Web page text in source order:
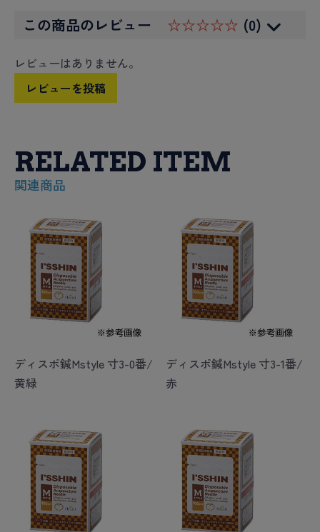
この商品のレビュー ☆☆☆☆☆ (0)
レビューはありません。
レビューを投稿
RELATED ITEM
関連商品
ディスポ鍼Mstyle 寸3-0番/
黄緑
ディスポ鍼Mstyle 寸3-1番/
赤